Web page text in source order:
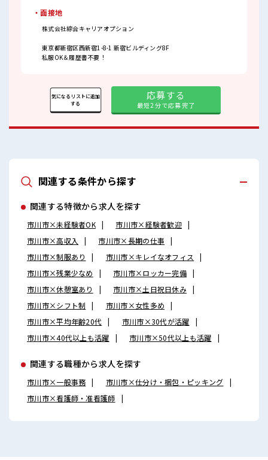
・面接地
株式会社綜合キャリアオプション
東京都新宿区西新宿1-8-1 新宿ビルディング8F
私服OK＆履歴書不要！
応募する
最短2分で応募完了
気になるリストに追加
する
関連する条件から探す
関連する特徴から求人を探す
市川市×未経験者OK
市川市×経験者歓迎
市川市×高収入
市川市×長期の仕事
市川市×制服あり
市川市×キレイなオフィス
市川市×残業少なめ
市川市×ロッカー完備
市川市×休憩室あり
市川市×土日祝日休み
市川市×シフト制
市川市×女性多め
市川市×平均年齢20代
市川市×30代が活躍
市川市×40代以上も活躍
市川市×50代以上も活躍
関連する職種から求人を探す
市川市×一般事務
市川市×仕分け・梱包・ピッキング
市川市×看護師・准看護師